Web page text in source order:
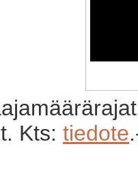
Kts: tiedote